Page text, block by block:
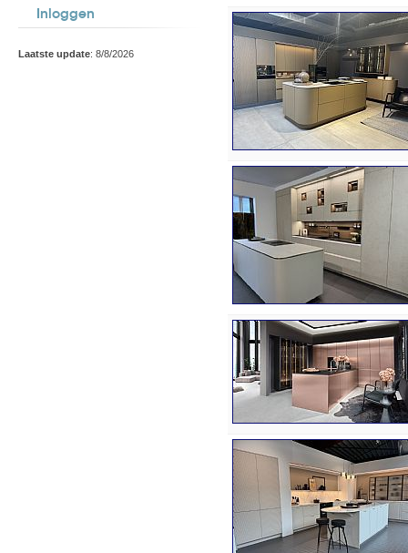
Inloggen
Laatste update: 8/8/2026